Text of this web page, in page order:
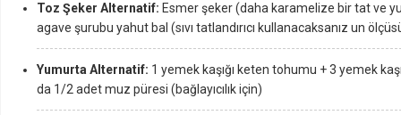
Toz Şeker Alternatif: Esmer şeker (daha karamelize bir tat ve
agave şurubu yahut bal (sıvı tatlandırıcı kullanacaksanız un
Yumurta Alternatif: 1 yemek kaşığı keten tohumu + 3 yemek
da 1/2 adet muz püresi (bağlayıcılık için)